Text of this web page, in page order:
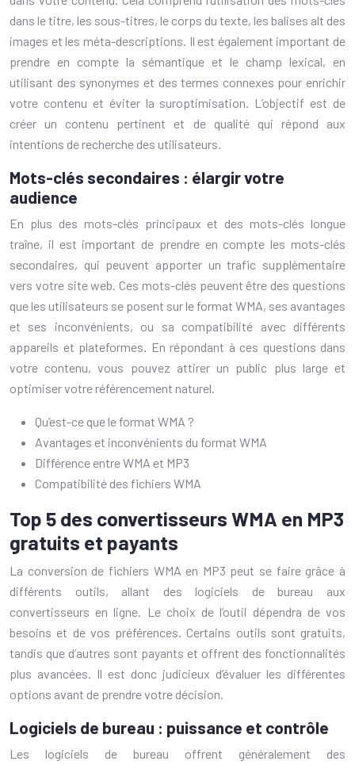
dans le titre, les sous-titres, le corps du texte, les balises alt des
images et les méta-descriptions. Il est également important de
prendre en compte la sémantique et le champ lexical, en
utilisant des synonymes et des termes connexes pour enrichir
votre contenu et éviter la suroptimisation. L’objectif est de
créer un contenu pertinent et de qualité qui répond aux
intentions de recherche des utilisateurs.
Mots-clés secondaires : élargir votre
audience
En plus des mots-clés principaux et des mots-clés longue
traîne, il est important de prendre en compte les mots-clés
secondaires, qui peuvent apporter un trafic supplémentaire
vers votre site web. Ces mots-clés peuvent être des questions
que les utilisateurs se posent sur le format WMA, ses avantages
et ses inconvénients, ou sa compatibilité avec différents
appareils et plateformes. En répondant à ces questions dans
votre contenu, vous pouvez attirer un public plus large et
optimiser votre référencement naturel.
Qu’est-ce que le format WMA ?
Avantages et inconvénients du format WMA
Différence entre WMA et MP3
Compatibilité des fichiers WMA
Top 5 des convertisseurs WMA en MP3
gratuits et payants
La conversion de fichiers WMA en MP3 peut se faire grâce à
différents outils, allant des logiciels de bureau aux
convertisseurs en ligne. Le choix de l’outil dépendra de vos
besoins et de vos préférences. Certains outils sont gratuits,
tandis que d’autres sont payants et offrent des fonctionnalités
plus avancées. Il est donc judicieux d’évaluer les différentes
options avant de prendre votre décision.
Logiciels de bureau : puissance et contrôle
Les logiciels de bureau offrent généralement des